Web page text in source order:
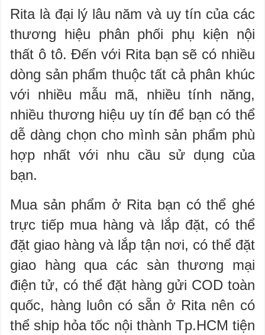
Rita là đại lý lâu năm và uy tín của các
thương hiệu phân phối phụ kiện nội
thất ô tô. Đến với Rita bạn sẽ có nhiều
dòng sản phẩm thuộc tất cả phân khúc
với nhiều mẫu mã, nhiều tính năng,
nhiều thương hiệu uy tín để bạn có thể
dễ dàng chọn cho mình sản phẩm phù
hợp nhất với nhu cầu sử dụng của
bạn.
Mua sản phẩm ở Rita bạn có thể ghé
trực tiếp mua hàng và lắp đặt, có thể
đặt giao hàng và lắp tận nơi, có thể đặt
giao hàng qua các sàn thương mại
điện tử, có thể đặt hàng gửi COD toàn
quốc, hàng luôn có sẵn ở Rita nên có
thể ship hỏa tốc nội thành Tp.HCM tiện